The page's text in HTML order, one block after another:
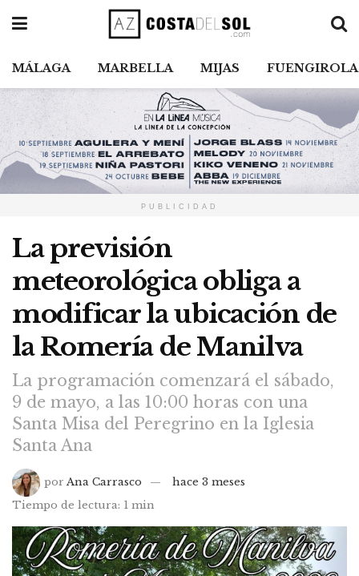
MÁLAGA MARBELLA MIJAS FUENGIROLA
PUBLICIDAD
La previsión
meteorológica obliga a
modificar la ubicación de
la Romería de Manilva
La programación comenzará el sábado,
9 de mayo, a las 10:00 horas con una
Santa Misa del Peregrino en la Iglesia
Santa Ana
por Ana Carrasco
hace 3 meses
Tiempo de lectura: 1 min